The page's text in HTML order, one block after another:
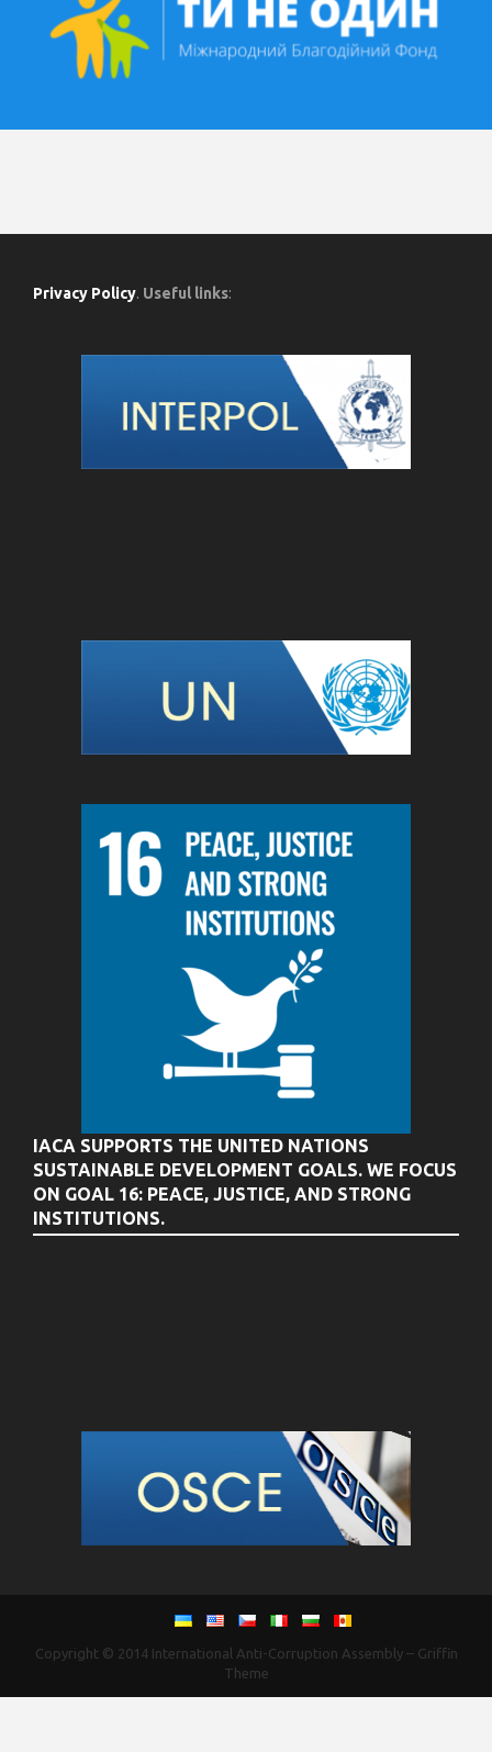
Privacy Policy. Useful links:
IACA SUPPORTS THE UNITED NATIONS
SUSTAINABLE DEVELOPMENT GOALS. WE FOCUS
ON GOAL 16: PEACE, JUSTICE, AND STRONG
INSTITUTIONS.
Copyright © 2014 International Anti-Corruption Assembly– Griffin
Theme